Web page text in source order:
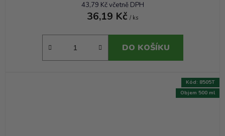
43,79 Kč včetně DPH
36,19 Kč / ks
DO KOŠÍKU
Objem 500 ml
Kód: 8505T